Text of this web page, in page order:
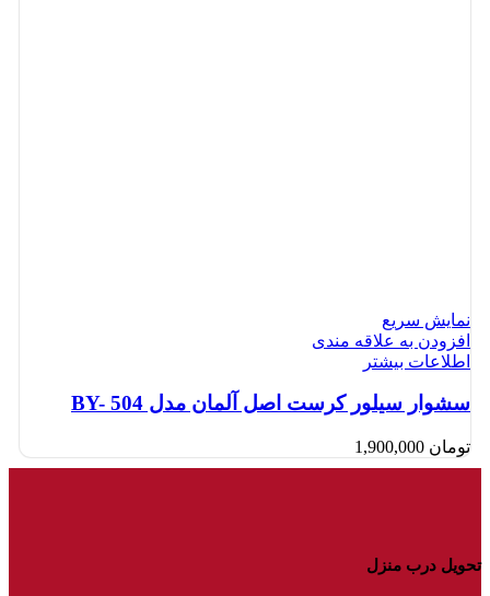
نمایش سریع
افزودن به علاقه مندی
اطلاعات بیشتر
سشوار سیلور کرست اصل آلمان مدل BY- 504
تومان
تحویل درب منزل